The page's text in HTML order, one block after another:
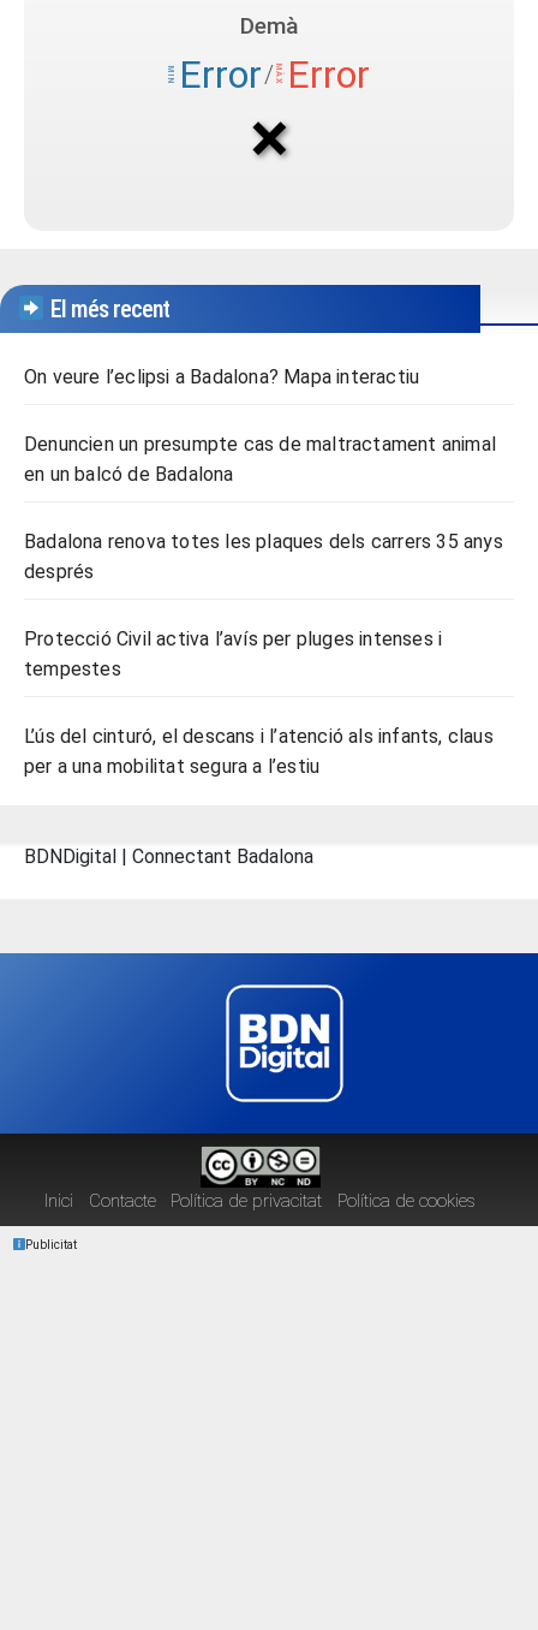
El més recent
On veure l’eclipsi a Badalona? Mapa interactiu
Denuncien un presumpte cas de maltractament animal
en un balcó de Badalona
Badalona renova totes les plaques dels carrers 35 anys
després
Protecció Civil activa l’avís per pluges intenses i
tempestes
L’ús del cinturó, el descans i l’atenció als infants, claus
per a una mobilitat segura a l’estiu
BDNDigital | Connectant Badalona
Inici Contacte Política de privacitat Política de cookies
Publicitat